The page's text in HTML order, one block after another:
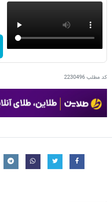
کد مطلب2230496